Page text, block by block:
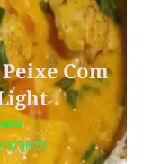
Com
2025